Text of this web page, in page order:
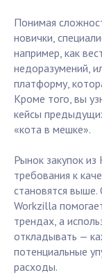
Понимая
новички,
например, как
недоразумений,
платформу,
Кроме того, вы
кейсы
«кота в мешке».
Рынок закупок из
требования к
становятся
Workzilla
трендах, а
откладывать —
потенциальные
расходы.